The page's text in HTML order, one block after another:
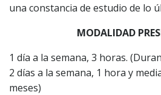
una constancia de estudio de lo
MODALIDAD
1 día a la semana, 3 horas.
2 días a la semana, 1 hora y
meses)